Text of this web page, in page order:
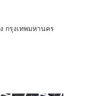
กรุงเทพมหานคร